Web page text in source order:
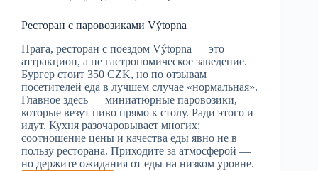
Ресторан с паровозиками Výtopna
Прага, ресторан с поездом Výtopna — это
аттракцион, а не гастрономическое заведение.
Бургер стоит 350 CZK, но по отзывам
посетителей еда в лучшем случае «нормальная».
Главное здесь — миниатюрные паровозики,
которые везут пиво прямо к столу. Ради этого и
идут. Кухня разочаровывает многих:
соотношение цены и качества еды явно не в
пользу ресторана. Приходите за атмосферой —
но держите ожидания от еды на низком уровне.